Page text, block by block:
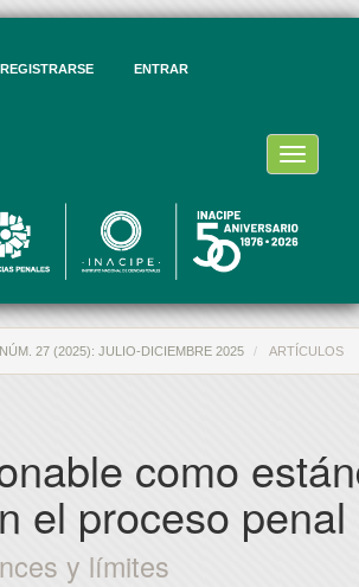
REGISTRARSE ENTRAR
Toggle
27 (2025): JULIO-DICIEMBRE 2025 ARTÍCULOS
como
el proceso penal
y límites